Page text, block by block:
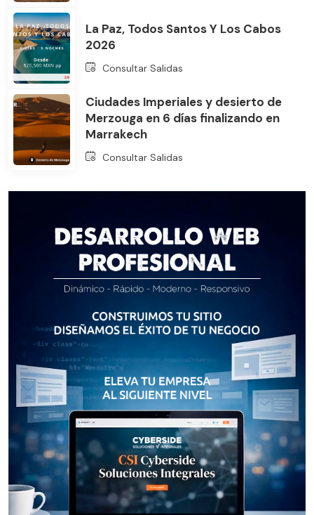
La Paz, Todos Santos Y Los Cabos
2026
Consultar Salidas
Ciudades Imperiales y desierto de
Merzouga en 6 días finalizando en
Marrakech
Consultar Salidas